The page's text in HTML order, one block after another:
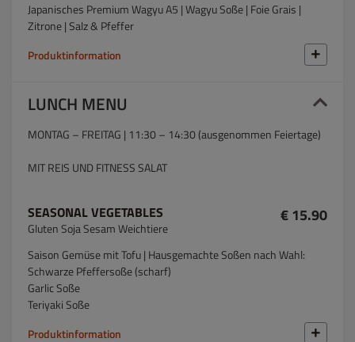
Japanisches Premium Wagyu A5 | Wagyu Soße | Foie Grais |
Zitrone | Salz & Pfeffer
Produktinformation
LUNCH MENU
MONTAG – FREITAG | 11:30 – 14:30 (ausgenommen Feiertage)
MIT REIS UND FITNESS SALAT
SEASONAL VEGETABLES
Gluten Soja Sesam Weichtiere
€ 15.90
Saison Gemüse mit Tofu | Hausgemachte Soßen nach Wahl:
Schwarze Pfeffersoße (scharf)
Garlic Soße
Teriyaki Soße
Produktinformation